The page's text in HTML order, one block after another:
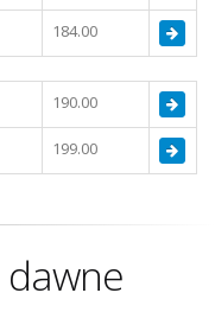
184.00
190.00
199.00
dawne